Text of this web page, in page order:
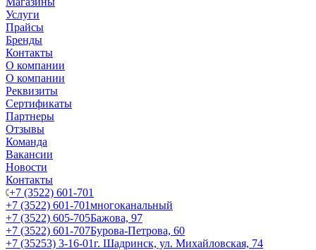
Услуги
Прайсы
Бренды
Контакты
О компании
О компании
Реквизиты
Сертификаты
Партнеры
Отзывы
Команда
Вакансии
Новости
Контакты
+7 (3522) 601-701
+7 (3522) 601-701многоканальный
+7 (3522) 605-705Бажова, 97
+7 (3522) 601-707Бурова-Петрова, 60
+7 (35253) 3-16-01г. Шадринск, ул. Михайловская, 74